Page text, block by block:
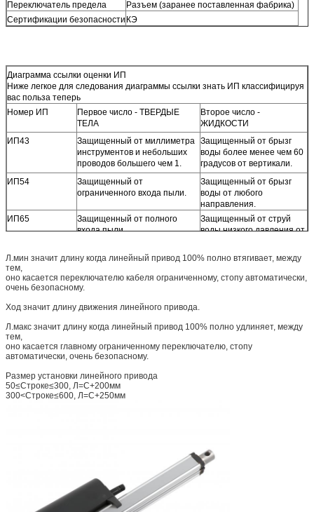
Переключатель предела
Разъем (заранее поставленная фабрика)
Сертификации безопасности КЭ
Диаграмма ссылки оценки ИП
Ниже легкое для следования диаграммы ссылки знать ИП классифицируя
вас польза теперь
Номер ИП
Первое число - ТВЕРДЫЕ
ТЕЛА
Второе число -
ЖИДКОСТИ
ИП43
Защищенный от миллиметра
инструментов и небольших
проводов большего чем 1.
Защищенный от брызг
воды более менее чем 60
градусов от вертикали.
ИП54
Защищенный от
ограниченного входа пыли.
Защищенный от брызг
воды от любого
направления.
ИП65
Защищенный от полного
входа пыли.
Защищенный от струй
воды низкого давления от
ИП66
Защищенный от полного
Защищенный от высоких
любого направления.
Л.мин значит длину когда линейный привод 100% полно втягивает, между
тем,
оно касается переключателю кабеля ограниченному, стопу автоматически,
очень безопасному.
Ход значит длину движения линейного привода.
Л.макс значит длину когда линейный привод 100% полно удлиняет, между
тем,
оно касается главному ограниченному переключателю, стопу
автоматически, очень безопасному.
Размер установки линейного привода
50≤Строке≤300, Л=С+200мм
300<Строке≤600, Л=С+250мм